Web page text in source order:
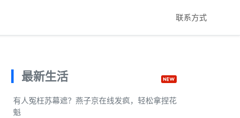
联系方式
最新生活
有人冤枉苏幕遮？燕子京在线发疯，轻松拿捏花
魁